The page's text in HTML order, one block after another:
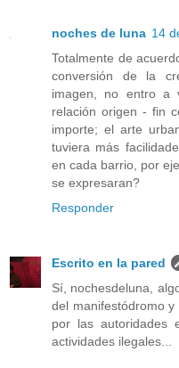
noches de luna 14
Totalmente de
conversión de la
imagen, no entro a
relación origen - fin
importe; el arte
tuviera más
en cada barrio, por
se expresaran?
Responder
Escrito en la pared
Sí, nochesdeluna,
del manifestódromo
por las autoridades
actividades ilegales...